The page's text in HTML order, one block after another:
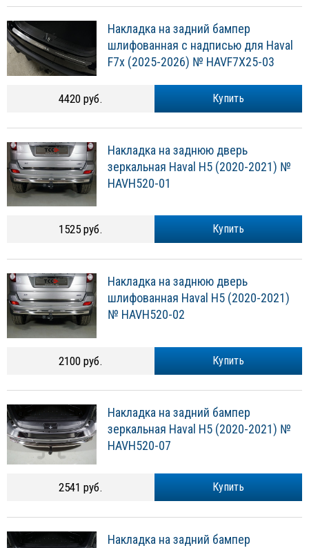
Накладка на задний бампер
шлифованная с надписью для Haval
F7x (2025-2026) № HAVF7X25-03
Купить
4420 руб.
Накладка на заднюю дверь
зеркальная Haval H5 (2020-2021) №
HAVH520-01
Купить
1525 руб.
Накладка на заднюю дверь
шлифованная Haval H5 (2020-2021)
№ HAVH520-02
Купить
2100 руб.
Накладка на задний бампер
зеркальная Haval H5 (2020-2021) №
HAVH520-07
Купить
2541 руб.
Накладка на задний бампер